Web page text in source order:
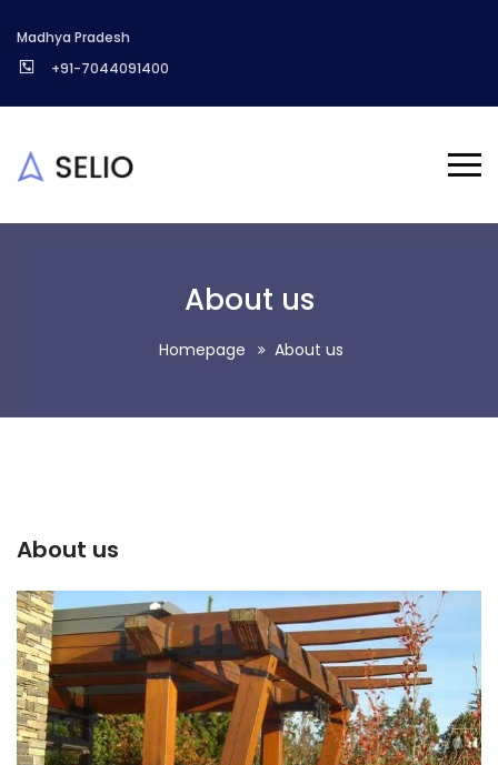
Madhya Pradesh
+91-7044091400
About us
Homepage About us
About us